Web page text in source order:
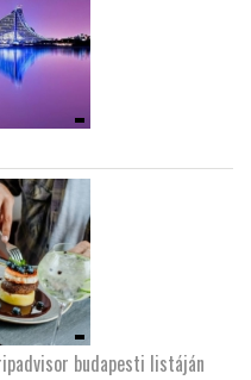
budapesti listáján